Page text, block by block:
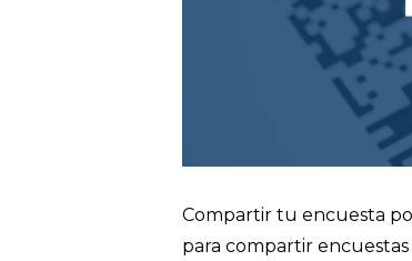
Compartir tu encuesta
para compartir